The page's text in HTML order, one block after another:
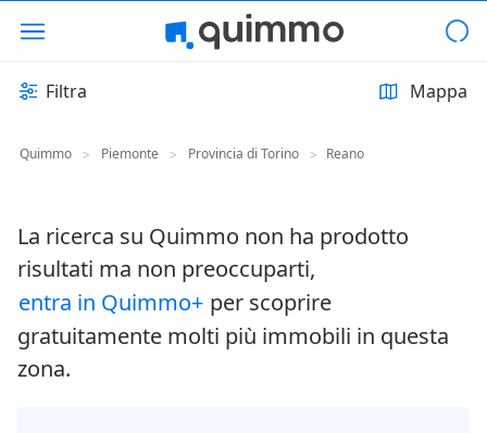
Filtra Mappa
Quimmo > Piemonte > Provincia di Torino > Reano
La ricerca su Quimmo non ha prodotto
risultati ma non preoccuparti,
entra in Quimmo+ per scoprire
gratuitamente molti più immobili in questa
zona.